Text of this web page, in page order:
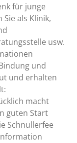
für junge
als Klinik,
usw.
und
und erhalten
macht
guten Start
Schnullerfee